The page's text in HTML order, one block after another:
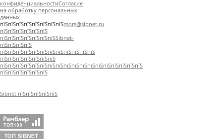
конфиденциальностиСогласие
на обработку персональных
данных
пїЅпїЅпїЅпїЅпїЅпїЅпїЅпїЅmors@sibnet.ru
пїЅпїЅпїЅпїЅпїЅпїЅ
пїЅпїЅпїЅпїЅпїЅпїЅпїЅSibnet-
пїЅпїЅпїЅпїЅ
пїЅпїЅпїЅпїЅпїЅпїЅпїЅпїЅпїЅпїЅпїЅпїЅ
пїЅпїЅпїЅпїЅпїЅпїЅпїЅ
пїЅпїЅпїЅпїЅпїЅпїЅпїЅпїЅпїЅпїЅпїЅпїЅпїЅпїЅпїЅпїЅпїЅпїЅ
пїЅпїЅпїЅпїЅпїЅпїЅ
Sibnet пїЅпїЅпїЅпїЅпїЅ